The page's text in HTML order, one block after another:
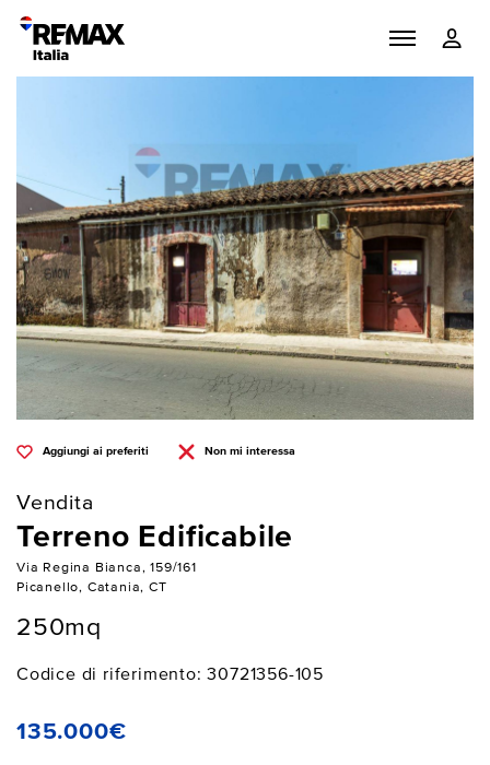
Aggiungi ai preferiti Non mi interessa
Vendita
Terreno Edificabile
Via Regina Bianca, 159/161
Picanello, Catania, CT
250mq
Codice di riferimento: 30721356-105
135.000€